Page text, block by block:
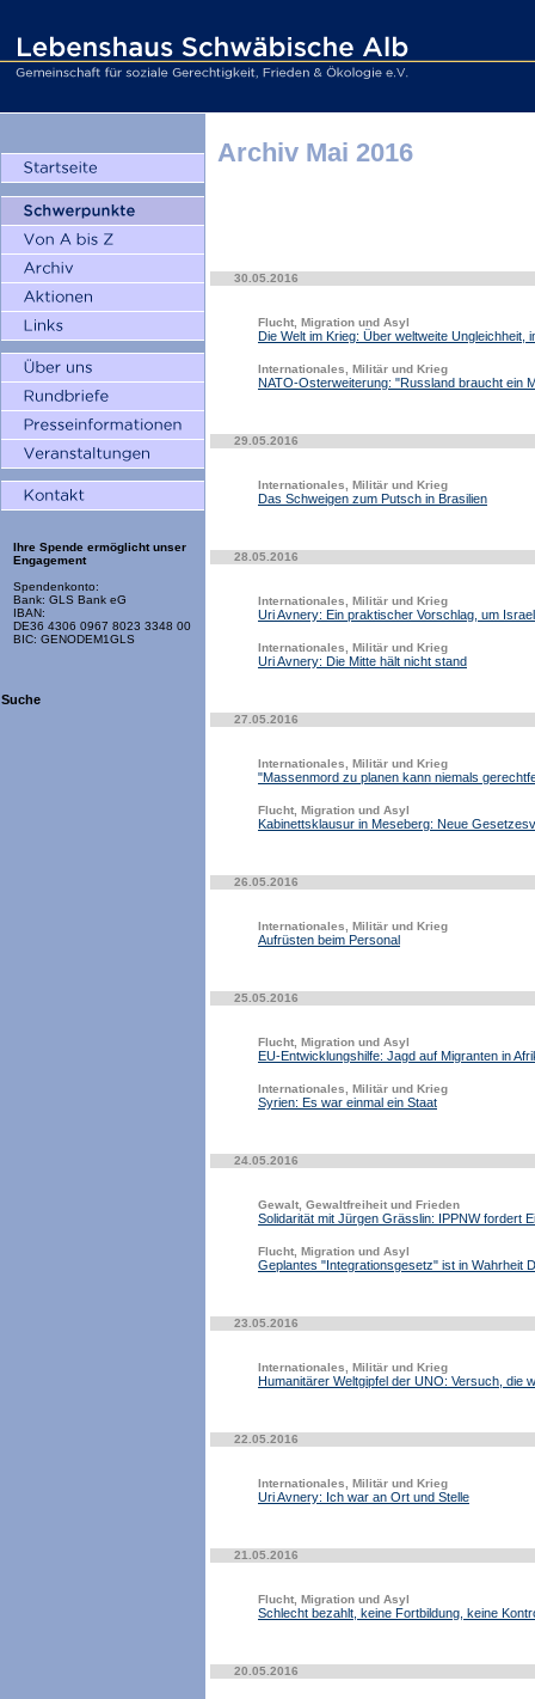
Ihre Spende ermöglicht unser
Engagement
Spendenkonto:
Bank: GLS Bank eG
IBAN:
DE36 4306 0967 8023 3348 00
BIC: GENODEM1GLS
Suche
Archiv Mai 2016
30.05.2016
Flucht, Migration und Asyl
Die Welt im Krieg: Über weltweite Ungleichheit,
Internationales, Militär und Krieg
NATO-Osterweiterung: "Russland braucht ein
29.05.2016
Internationales, Militär und Krieg
Das Schweigen zum Putsch in Brasilien
28.05.2016
Internationales, Militär und Krieg
Uri Avnery: Ein praktischer Vorschlag, um
Internationales, Militär und Krieg
Uri Avnery: Die Mitte hält nicht stand
27.05.2016
Internationales, Militär und Krieg
"Massenmord zu planen kann niemals
Flucht, Migration und Asyl
Kabinettsklausur in Meseberg: Neue
26.05.2016
Internationales, Militär und Krieg
Aufrüsten beim Personal
25.05.2016
Flucht, Migration und Asyl
EU-Entwicklungshilfe: Jagd auf Migranten in
Internationales, Militär und Krieg
Syrien: Es war einmal ein Staat
24.05.2016
Gewalt, Gewaltfreiheit und Frieden
Solidarität mit Jürgen Grässlin: IPPNW fordert
Flucht, Migration und Asyl
Geplantes "Integrationsgesetz" ist in Wahrheit
23.05.2016
Internationales, Militär und Krieg
Humanitärer Weltgipfel der UNO: Versuch, die
22.05.2016
Internationales, Militär und Krieg
Uri Avnery: Ich war an Ort und Stelle
21.05.2016
Flucht, Migration und Asyl
Schlecht bezahlt, keine Fortbildung, keine
20.05.2016